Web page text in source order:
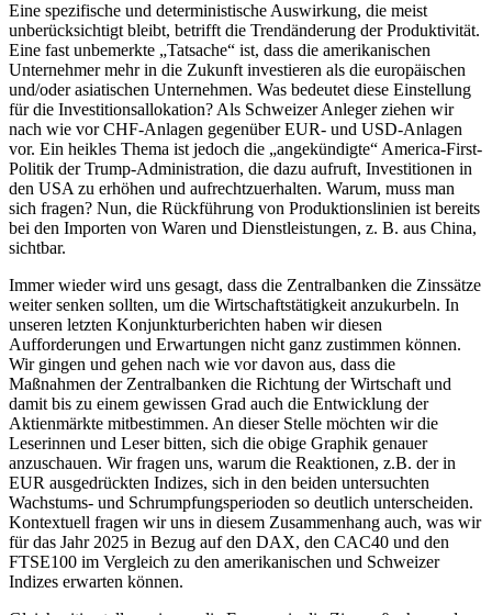
Eine spezifische und deterministische Auswirkung, die meist
unberücksichtigt bleibt, betrifft die Trendänderung der Produktivität.
Eine fast unbemerkte „Tatsache“ ist, dass die amerikanischen
Unternehmer mehr in die Zukunft investieren als die europäischen
und/oder asiatischen Unternehmen. Was bedeutet diese Einstellung
für die Investitionsallokation? Als Schweizer Anleger ziehen wir
nach wie vor CHF-Anlagen gegenüber EUR- und USD-Anlagen
vor. Ein heikles Thema ist jedoch die „angekündigte“ America-First-
Politik der Trump-Administration, die dazu aufruft, Investitionen in
den USA zu erhöhen und aufrechtzuerhalten. Warum, muss man
sich fragen? Nun, die Rückführung von Produktionslinien ist bereits
bei den Importen von Waren und Dienstleistungen, z. B. aus China,
sichtbar.
Immer wieder wird uns gesagt, dass die Zentralbanken die Zinssätze
weiter senken sollten, um die Wirtschaftstätigkeit anzukurbeln. In
unseren letzten Konjunkturberichten haben wir diesen
Aufforderungen und Erwartungen nicht ganz zustimmen können.
Wir gingen und gehen nach wie vor davon aus, dass die
Maßnahmen der Zentralbanken die Richtung der Wirtschaft und
damit bis zu einem gewissen Grad auch die Entwicklung der
Aktienmärkte mitbestimmen. An dieser Stelle möchten wir die
Leserinnen und Leser bitten, sich die obige Graphik genauer
anzuschauen. Wir fragen uns, warum die Reaktionen, z.B. der in
EUR ausgedrückten Indizes, sich in den beiden untersuchten
Wachstums- und Schrumpfungsperioden so deutlich unterscheiden.
Kontextuell fragen wir uns in diesem Zusammenhang auch, was wir
für das Jahr 2025 in Bezug auf den DAX, den CAC40 und den
FTSE100 im Vergleich zu den amerikanischen und Schweizer
Indizes erwarten können.